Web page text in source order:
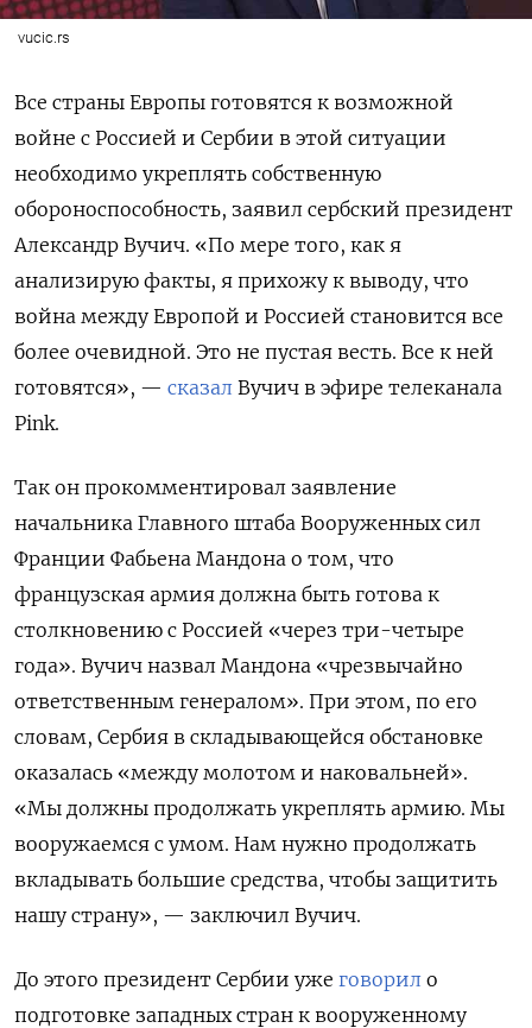
vucic.rs
Все страны Европы готовятся к возможной
войне с Россией и Сербии в этой ситуации
необходимо укреплять собственную
обороноспособность, заявил сербский президент
Александр Вучич. «По мере того, как я
анализирую факты, я прихожу к выводу, что
война между Европой и Россией становится все
более очевидной. Это не пустая весть. Все к ней
готовятся», — сказал Вучич в эфире телеканала
Pink.
Так он прокомментировал заявление
начальника Главного штаба Вооруженных сил
Франции Фабьена Мандона о том, что
французская армия должна быть готова к
столкновению с Россией «через три-четыре
года». Вучич назвал Мандона «чрезвычайно
ответственным генералом». При этом, по его
словам, Сербия в складывающейся обстановке
оказалась «между молотом и наковальней».
«Мы должны продолжать укреплять армию. Мы
вооружаемся с умом. Нам нужно продолжать
вкладывать большие средства, чтобы защитить
нашу страну», — заключил Вучич.
До этого президент Сербии уже говорил о
подготовке западных стран к вооруженному